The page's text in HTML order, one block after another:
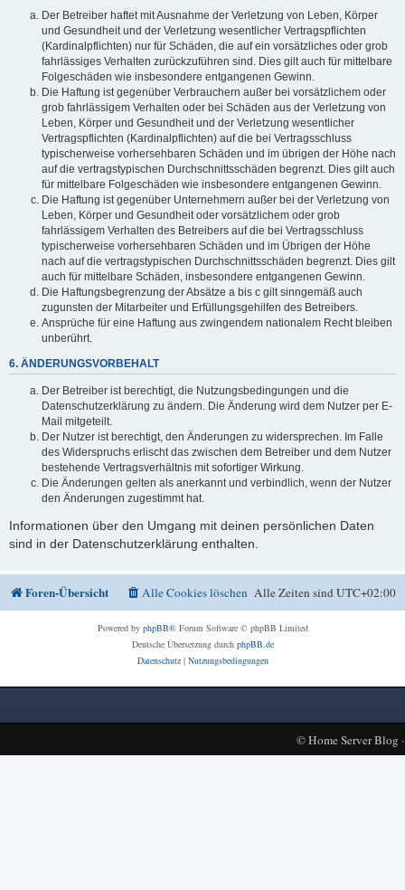
Der Betreiber haftet mit Ausnahme der Verletzung von Leben, Körper
und Gesundheit und der Verletzung wesentlicher Vertragspflichten
(Kardinalpflichten) nur für Schäden, die auf ein vorsätzliches oder grob
fahrlässiges Verhalten zurückzuführen sind. Dies gilt auch für mittelbare
Folgeschäden wie insbesondere entgangenen Gewinn.
Die Haftung ist gegenüber Verbrauchern außer bei vorsätzlichem oder
grob fahrlässigem Verhalten oder bei Schäden aus der Verletzung von
Leben, Körper und Gesundheit und der Verletzung wesentlicher
Vertragspflichten (Kardinalpflichten) auf die bei Vertragsschluss
typischerweise vorhersehbaren Schäden und im übrigen der Höhe nach
auf die vertragstypischen Durchschnittsschäden begrenzt. Dies gilt auch
für mittelbare Folgeschäden wie insbesondere entgangenen Gewinn.
Die Haftung ist gegenüber Unternehmern außer bei der Verletzung von
Leben, Körper und Gesundheit oder vorsätzlichem oder grob
fahrlässigem Verhalten des Betreibers auf die bei Vertragsschluss
typischerweise vorhersehbaren Schäden und im Übrigen der Höhe
nach auf die vertragstypischen Durchschnittsschäden begrenzt. Dies gilt
auch für mittelbare Schäden, insbesondere entgangenen Gewinn.
Die Haftungsbegrenzung der Absätze a bis c gilt sinngemäß auch
zugunsten der Mitarbeiter und Erfüllungsgehilfen des Betreibers.
Ansprüche für eine Haftung aus zwingendem nationalem Recht bleiben
unberührt.
6. ÄNDERUNGSVORBEHALT
Der Betreiber ist berechtigt, die Nutzungsbedingungen und die
Datenschutzerklärung zu ändern. Die Änderung wird dem Nutzer per E-
Mail mitgeteilt.
Der Nutzer ist berechtigt, den Änderungen zu widersprechen. Im Falle
des Widerspruchs erlischt das zwischen dem Betreiber und dem Nutzer
bestehende Vertragsverhältnis mit sofortiger Wirkung.
Die Änderungen gelten als anerkannt und verbindlich, wenn der Nutzer
den Änderungen zugestimmt hat.
Informationen über den Umgang mit deinen persönlichen Daten
sind in der Datenschutzerklärung enthalten.
Foren-Übersicht Alle Zeiten sindUTC+02:00
Alle Cookies löschen
Powered by phpBB® Forum Software © phpBB Limited
Deutsche Übersetzung durch phpBB.de
Datenschutz| Nutzungsbedingungen
©Home Server Blog